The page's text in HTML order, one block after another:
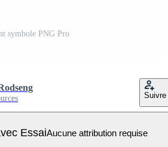
symbole PNG Pro
Suivre
EssaiAucune attribution requise